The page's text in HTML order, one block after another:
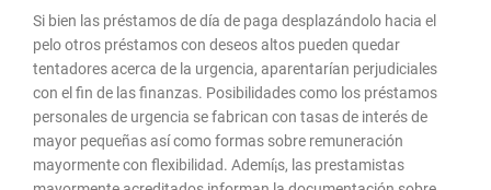
Si bien las préstamos de día de paga desplazándolo hacia el
pelo otros préstamos con deseos altos pueden quedar
tentadores acerca de la urgencia, aparentarían perjudiciales
con el fin de las finanzas. Posibilidades como los préstamos
personales de urgencia se fabrican con tasas de interés de
mayor pequeñas así­ como formas sobre remuneración
mayormente con flexibilidad. Ademí¡s, las prestamistas